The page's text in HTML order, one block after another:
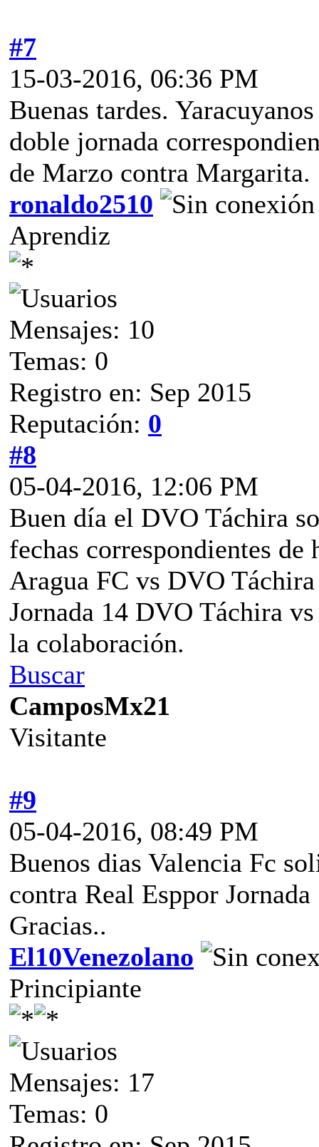
#7
15-03-2016, 06:36 PM
Buenas tardes.
doble jornada
de Marzo contra Margarita.
ronaldo2510
Aprendiz
Mensajes: 10
Temas: 0
Registro en: Sep 2015
Reputación: 0
#8
05-04-2016, 12:06 PM
Buen día el DVO Táchira
fechas correspondientes
Aragua FC vs DVO Táchira
Jornada 14 DVO Táchira
la colaboración.
Buscar
CamposMx21
Visitante
#9
05-04-2016, 08:49 PM
Buenos dias Valencia Fc
contra Real Esppor
Gracias..
El10Venezolano
Principiante
Mensajes: 17
Temas: 0